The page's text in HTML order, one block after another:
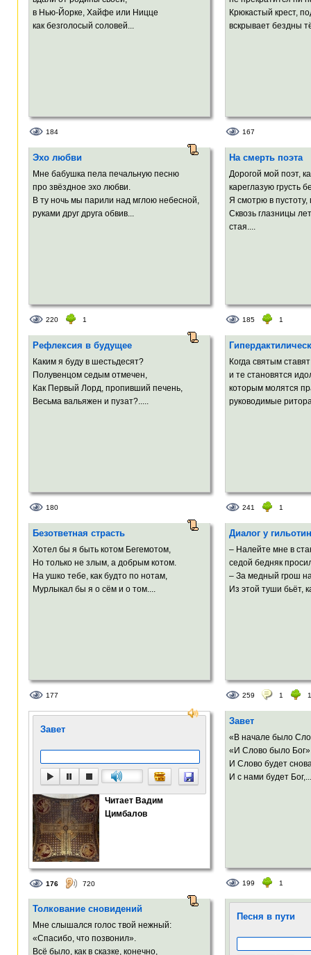
в Нью-Йорке, Хайфе или Ницце
как безголосый соловей...
184
Крюкастый крест,
вскрывает бездны
167
Эхо любви
Мне бабушка пела печальную песню
про звёздное эхо любви.
В ту ночь мы парили над мглою небесной,
руками друг друга обвив...
220 1
На смерть поэта
Дорогой мой поэт,
кареглазую грусть
Я смотрю в
Сквозь глазницы
стая....
185 1
Рефлексия в будущее
Каким я буду в шестьдесят?
Полувенцом седым отмечен,
Как Первый Лорд, пропивший печень,
Весьма вальяжен и пузат?.....
180
Когда святым
и те становятся
которым молятся
руководимые
241 1
Безответная страсть
Хотел бы я быть котом Бегемотом,
Но только не злым, а добрым котом.
На ушко тебе, как будто по нотам,
Мурлыкал бы я о сём и о том....
177
Диалог у
– Налейте мне в
седой бедняк
– За медный грош
Из этой туши бьёт,
259 1 1
Завет
Читает Вадим
Цимбалов
176 720
Завет
«В начале было
«И Слово было
И Слово будет
И с нами будет Бог,...
199 1
Толкование сновидений
Мне слышался голос твой нежный:
«Спасибо, что позвонил».
Всё было, как в сказке, конечно,
Песня в пути